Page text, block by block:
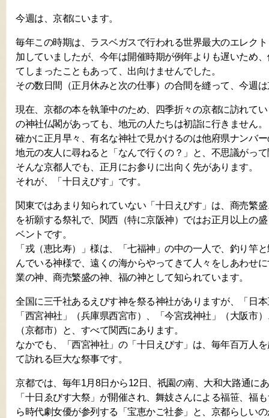
今週は、京都にいます。
毎年この時期は、ラスベガスで行われる世界最大のエレク
加していましたが、今年は開催時期が例年よりも遅いため
てしまったこともあって、出向けませんでした。
その数日間（正月休みと次の仕事）の合間を縫って、今週
現在、京都の本を執筆中のため、四季折々の京都に訪れて
の神社仏閣があっても、地元の人たちは初詣に行きません。
確かに正月早々、有名な神社で見かけるのは他府県ナンバ
地元の友人に尋ねると「なんで行くの？」と、不思議がっ
そんな京都人でも、正月にお参りに出向く先があります。
それが、「十日えびす」です。
関東ではあまり知られていない「十日えびす」は、商売繁
を祈願する祭礼で、関西（特に京阪神）ではお正月以上の
ベントです。
「戎（恵比寿）」様は、「七福神」の中の一人で、釣り竿
んでいる神様で、遠くの海からやってきて人々をしあわせ
業の神、商売繁盛の神、福の神として知られています。
全国に三千社あるえびす神を祭る神社がありますが、「日
「西宮神社」（兵庫県西宮市）、「今宮戎神社」（大阪市
（京都市）と、すべて関西にあります。
なかでも、「西宮神社」の「十日えびす」は、毎年百万人
て訪れる巨大な祭事です。
京都では、毎年1月8日から12日、祇園の南、大和大路通に
「十日ゑびす大祭」が開催され、舞妓さんによる福笹、福
ら時代劇女優が参列する「宝恵かご社参」と、京都らしい